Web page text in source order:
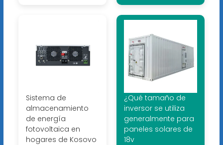
Sistema de
almacenamiento
de energía
fotovoltaica en
hogares de Kosovo
¿Qué tamaño de
inversor se utiliza
generalmente para
paneles solares de
18v